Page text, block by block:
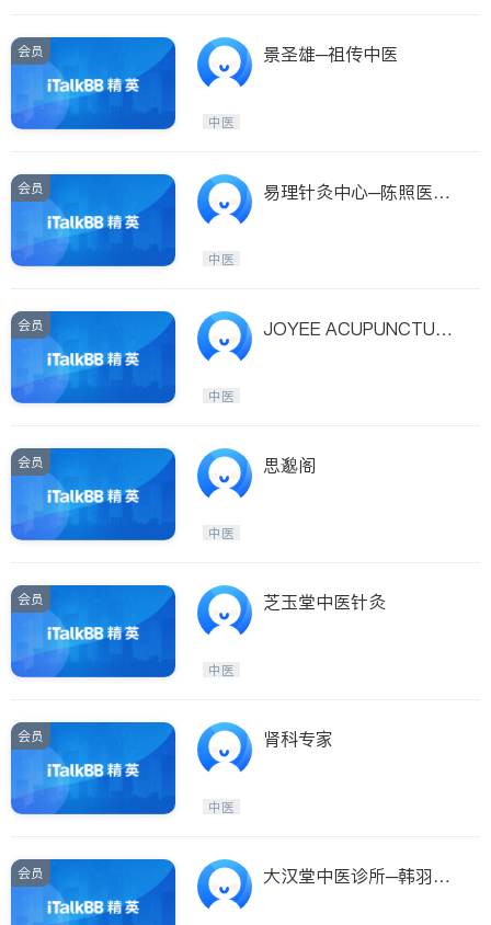
会员 景圣雄─祖传中医
中医
会员
易理针灸中心─陈照医师 I
中医
会员
JOYEE ACUPUNCTURE
中医
会员 思邈阁
中医
会员 芝玉堂中医针灸
中医
会员 肾科专家
中医
会员
大汉堂中医诊所─韩羽山